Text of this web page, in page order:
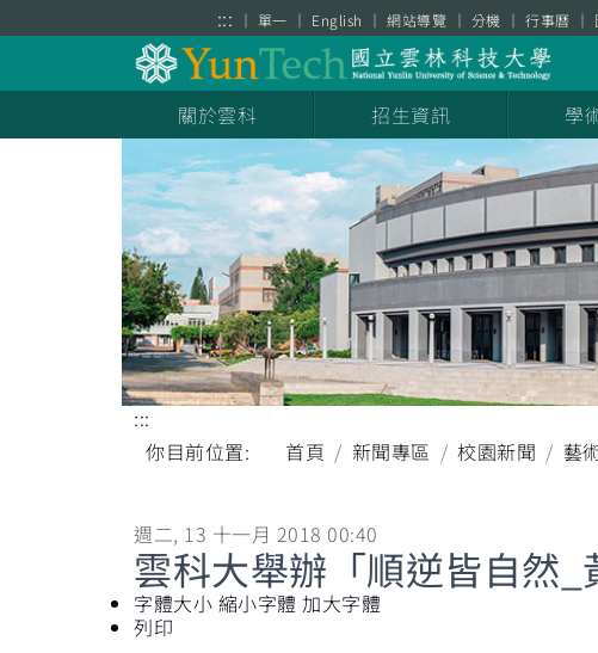
::: 單一 English 網站導覽 分機 行事曆
關於雲科 招生資訊 學
:::
你目前位置:
首頁 新聞專區 校園新聞 藝
週二, 13 十一月 2018 00:40
雲科大舉辦「順逆皆自然_
字體大小 縮小字體 加大字體
列印